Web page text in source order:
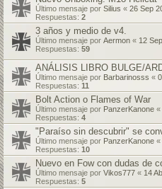
Último mensaje por Silius « 26 Sep
Respuestas: 2
3 años y medio de v4.
Último mensaje por Aermon « 12
Respuestas: 59
ANÁLISIS LIBRO BULGE/
Último mensaje por Barbarinosss «
Respuestas: 11
Bolt Action o Flames of War
Último mensaje por PanzerKanone «
Respuestas: 4
"Paraíso sin descubrir" se
Último mensaje por PanzerKanone «
Respuestas: 10
Nuevo en Fow con dudas de
Último mensaje por Vikos777 « 14
Respuestas: 5